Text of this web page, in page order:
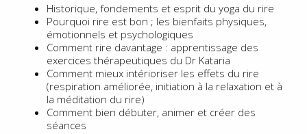
Historique, fondements et esprit du yoga du rire
Pourquoi rire est bon ; les bienfaits physiques,
émotionnels et psychologiques
Comment rire davantage : apprentissage des
exercices thérapeutiques du Dr Kataria
Comment mieux intérioriser les effets du rire
(respiration améliorée, initiation à la relaxation et à
la méditation du rire)
Comment bien débuter, animer et créer des
séances